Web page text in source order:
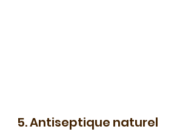
5. Antiseptique naturel